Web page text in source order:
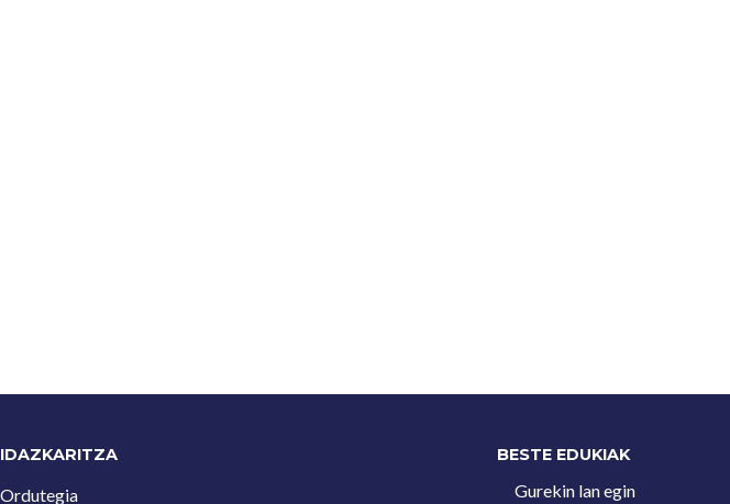
IDAZKARITZA
Ordutegia
BESTE EDUKIAK
Gurekin lan egin